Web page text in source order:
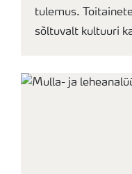
tulemus.
sõltuvalt kultuuri